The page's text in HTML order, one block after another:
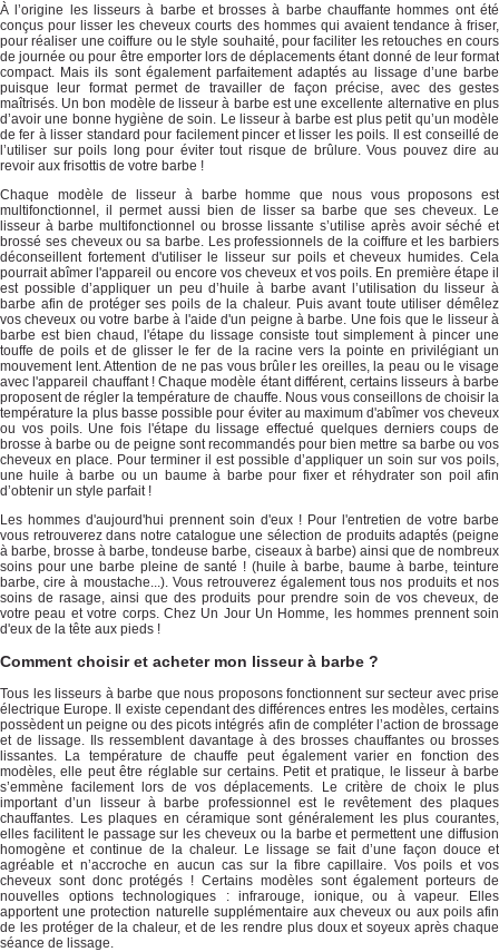
À l’origine les lisseurs à barbe et brosses à barbe chauffante hommes ont été
conçus pour lisser les cheveux courts des hommes qui avaient tendance à friser,
pour réaliser une coiffure ou le style souhaité, pour faciliter les retouches en cours
de journée ou pour être emporter lors de déplacements étant donné de leur format
compact. Mais ils sont également parfaitement adaptés au lissage d’une barbe
puisque leur format permet de travailler de façon précise, avec des gestes
maîtrisés. Un bon modèle de lisseur à barbe est une excellente alternative en plus
d’avoir une bonne hygiène de soin. Le lisseur à barbe est plus petit qu’un modèle
de fer à lisser standard pour facilement pincer et lisser les poils. Il est conseillé de
l’utiliser sur poils long pour éviter tout risque de brûlure. Vous pouvez dire au
revoir aux frisottis de votre barbe !
Chaque modèle de lisseur à barbe homme que nous vous proposons est
multifonctionnel, il permet aussi bien de lisser sa barbe que ses cheveux. Le
lisseur à barbe multifonctionnel ou brosse lissante s’utilise après avoir séché et
brossé ses cheveux ou sa barbe. Les professionnels de la coiffure et les barbiers
déconseillent fortement d'utiliser le lisseur sur poils et cheveux humides. Cela
pourrait abîmer l'appareil ou encore vos cheveux et vos poils. En première étape il
est possible d’appliquer un peu d’huile à barbe avant l’utilisation du lisseur à
barbe afin de protéger ses poils de la chaleur. Puis avant toute utiliser démêlez
vos cheveux ou votre barbe à l'aide d'un peigne à barbe. Une fois que le lisseur à
barbe est bien chaud, l'étape du lissage consiste tout simplement à pincer une
touffe de poils et de glisser le fer de la racine vers la pointe en privilégiant un
mouvement lent. Attention de ne pas vous brûler les oreilles, la peau ou le visage
avec l'appareil chauffant ! Chaque modèle étant différent, certains lisseurs à barbe
proposent de régler la température de chauffe. Nous vous conseillons de choisir la
température la plus basse possible pour éviter au maximum d'abîmer vos cheveux
ou vos poils. Une fois l'étape du lissage effectué quelques derniers coups de
brosse à barbe ou de peigne sont recommandés pour bien mettre sa barbe ou vos
cheveux en place. Pour terminer il est possible d’appliquer un soin sur vos poils,
une huile à barbe ou un baume à barbe pour fixer et réhydrater son poil afin
d’obtenir un style parfait !
Les hommes d'aujourd'hui prennent soin d'eux ! Pour l'entretien de votre barbe
vous retrouverez dans notre catalogue une sélection de produits adaptés (peigne
à barbe, brosse à barbe, tondeuse barbe, ciseaux à barbe) ainsi que de nombreux
soins pour une barbe pleine de santé ! (huile à barbe, baume à barbe, teinture
barbe, cire à moustache...). Vous retrouverez également tous nos produits et nos
soins de rasage, ainsi que des produits pour prendre soin de vos cheveux, de
votre peau et votre corps. Chez Un Jour Un Homme, les hommes prennent soin
d'eux de la tête aux pieds !
Comment choisir et acheter mon lisseur à barbe ?
Tous les lisseurs à barbe que nous proposons fonctionnent sur secteur avec prise
électrique Europe. Il existe cependant des différences entres les modèles, certains
possèdent un peigne ou des picots intégrés afin de compléter l’action de brossage
et de lissage. Ils ressemblent davantage à des brosses chauffantes ou brosses
lissantes. La température de chauffe peut également varier en fonction des
modèles, elle peut être réglable sur certains. Petit et pratique, le lisseur à barbe
s’emmène facilement lors de vos déplacements. Le critère de choix le plus
important d’un lisseur à barbe professionnel est le revêtement des plaques
chauffantes. Les plaques en céramique sont généralement les plus courantes,
elles facilitent le passage sur les cheveux ou la barbe et permettent une diffusion
homogène et continue de la chaleur. Le lissage se fait d’une façon douce et
agréable et n’accroche en aucun cas sur la fibre capillaire. Vos poils et vos
cheveux sont donc protégés ! Certains modèles sont également porteurs de
nouvelles options technologiques : infrarouge, ionique, ou à vapeur. Elles
apportent une protection naturelle supplémentaire aux cheveux ou aux poils afin
de les protéger de la chaleur, et de les rendre plus doux et soyeux après chaque
séance de lissage.